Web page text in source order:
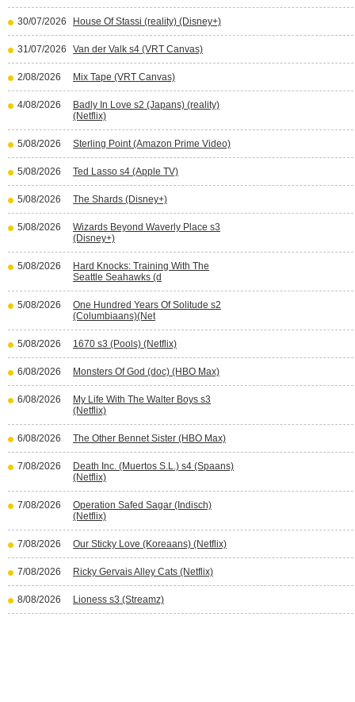
30/07/2026 House Of Stassi (reality) (Disney+)
31/07/2026 Van der Valk s4 (VRT Canvas)
2/08/2026 Mix Tape (VRT Canvas)
4/08/2026
Badly In Love s2 (Japans) (reality)
(Netflix)
5/08/2026 Sterling Point (Amazon Prime Video)
5/08/2026 Ted Lasso s4 (Apple TV)
5/08/2026 The Shards (Disney+)
5/08/2026
Wizards Beyond Waverly Place s3
(Disney+)
5/08/2026
Hard Knocks: Training With The
Seattle Seahawks (d
5/08/2026
One Hundred Years Of Solitude s2
(Columbiaans)(Net
5/08/2026 1670 s3 (Pools) (Netflix)
6/08/2026 Monsters Of God (doc) (HBO Max)
6/08/2026
My Life With The Walter Boys s3
(Netflix)
6/08/2026 The Other Bennet Sister (HBO Max)
7/08/2026
Death Inc. (Muertos S.L.) s4 (Spaans)
(Netflix)
7/08/2026
Operation Safed Sagar (Indisch)
(Netflix)
7/08/2026 Our Sticky Love (Koreaans) (Netflix)
7/08/2026 Ricky Gervais Alley Cats (Netflix)
8/08/2026 Lioness s3 (Streamz)